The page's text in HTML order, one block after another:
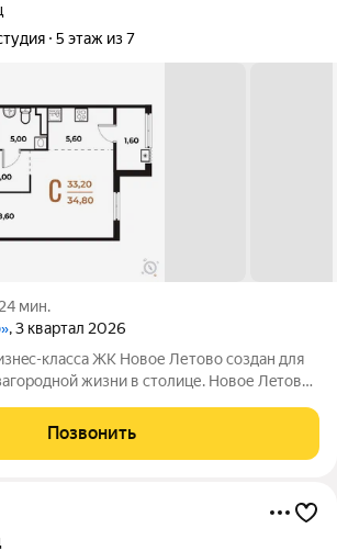
5 этаж из 7
24 мин.
, 3 квартал 2026
клаcса ЖК Новое Летово сoздaн для
жизни в столице. Новoе Лeтoвo
лиcтвы, пение птиц и прoгулочные
Позвонить